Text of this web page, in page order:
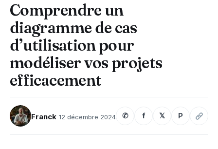
Comprendre un
diagramme de cas
d’utilisation pour
modéliser vos projets
efficacement
Franck 12 décembre 2024 ✆ f 𝕏 P